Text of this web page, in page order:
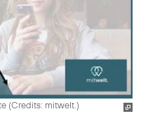
(Credits: mitwelt.)